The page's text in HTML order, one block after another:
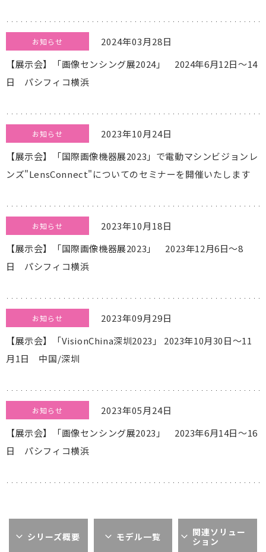
2024年03月28日
お知らせ
【展示会】「画像センシング展2024」 2024年6月12日～14
日 パシフィコ横浜
2023年10月24日
お知らせ
【展示会】「国際画像機器展2023」で電動マシンビジョンレ
ンズ"LensConnect"についてのセミナーを開催いたします
2023年10月18日
お知らせ
【展示会】「国際画像機器展2023」 2023年12月6日～8
日 パシフィコ横浜
2023年09月29日
お知らせ
【展示会】「VisionChina深圳2023」 2023年10月30日～11
月1日 中国/深圳
2023年05月24日
お知らせ
【展示会】「画像センシング展2023」 2023年6月14日～16
日 パシフィコ横浜
シリーズ概要 モデル一覧
関連ソリュー
ション